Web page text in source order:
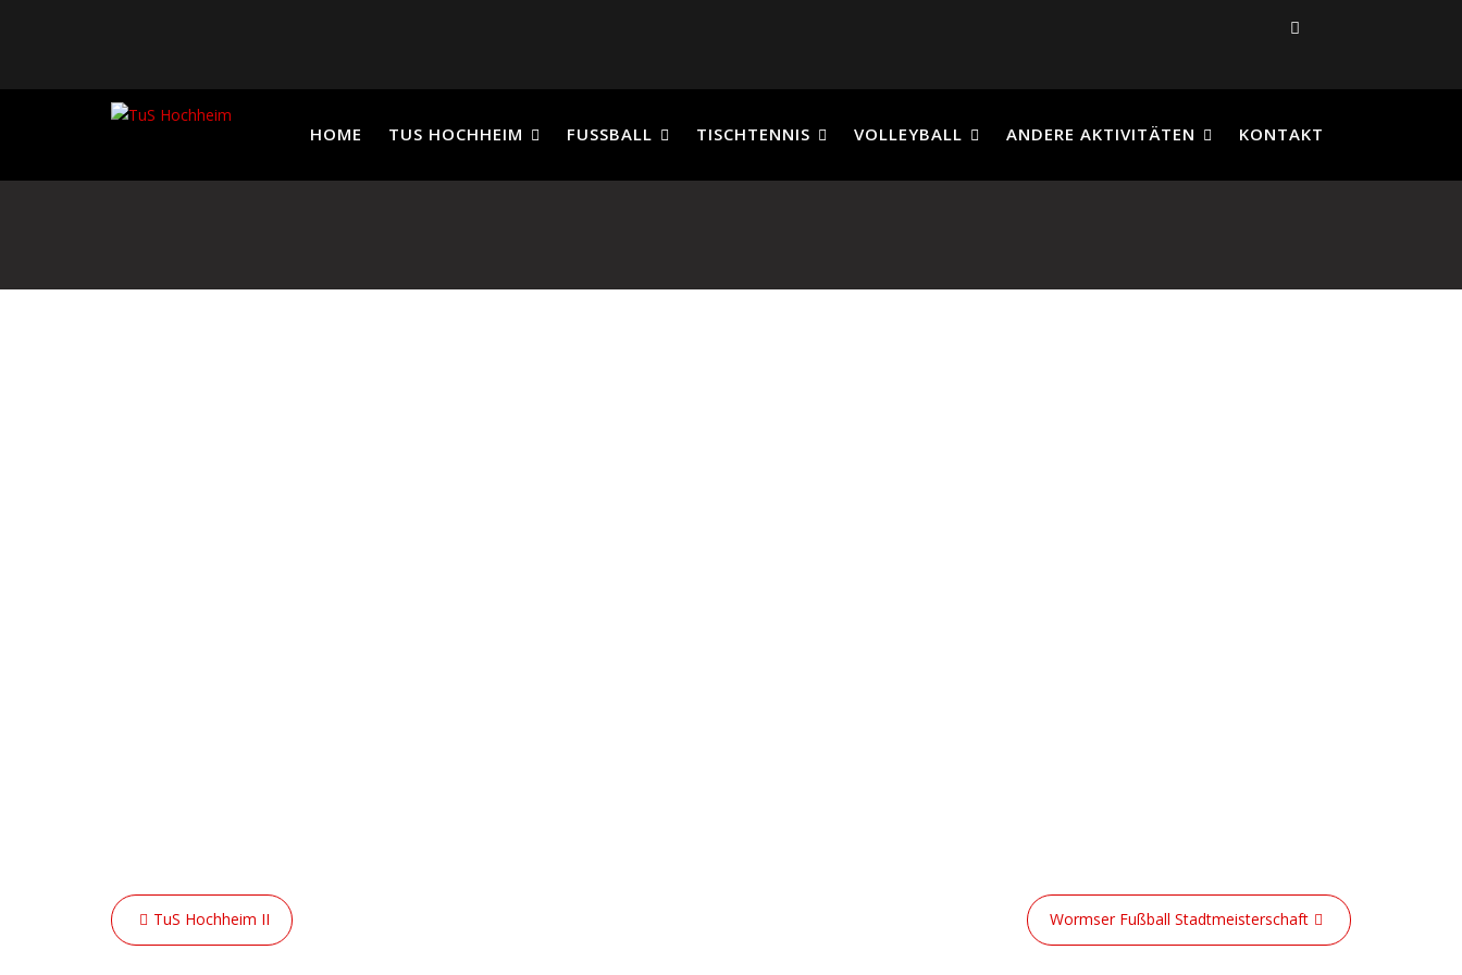
HOME TUS HOCHHEIM FUSSBALL TISCHTENNIS VOLLEYBALL ANDERE AKTIVITÄTEN KONTAKT
Beitragsnavigation
TuS Hochheim II Wormser Fußball Stadtmeisterschaft
SUCHE